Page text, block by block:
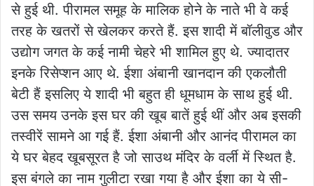
से हुई थी. पीरामल समूह के मालिक होने के नाते भी वे कई
तरह के खतरों से खेलकर करते हैं. इस शादी में बॉलीवुड और
उद्योग जगत के कई नामी चेहरे भी शामिल हुए थे. ज्यादातर
इनके रिसेप्शन आए थे. ईशा अंबानी खानदान की एकलौती
बेटी हैं इसलिए ये शादी भी बहुत ही धूमधाम के साथ हुई थी.
उस समय उनके इस घर की खूब बातें हुई थीं और अब इसकी
तस्वीरें सामने आ गई हैं. ईशा अंबानी और आनंद पीरामल का
ये घर बेहद खूबसूरत है जो साउथ मंदिर के वर्ली में स्थित है.
इस बंगले का नाम गुलीटा रखा गया है और ईशा का ये सी-